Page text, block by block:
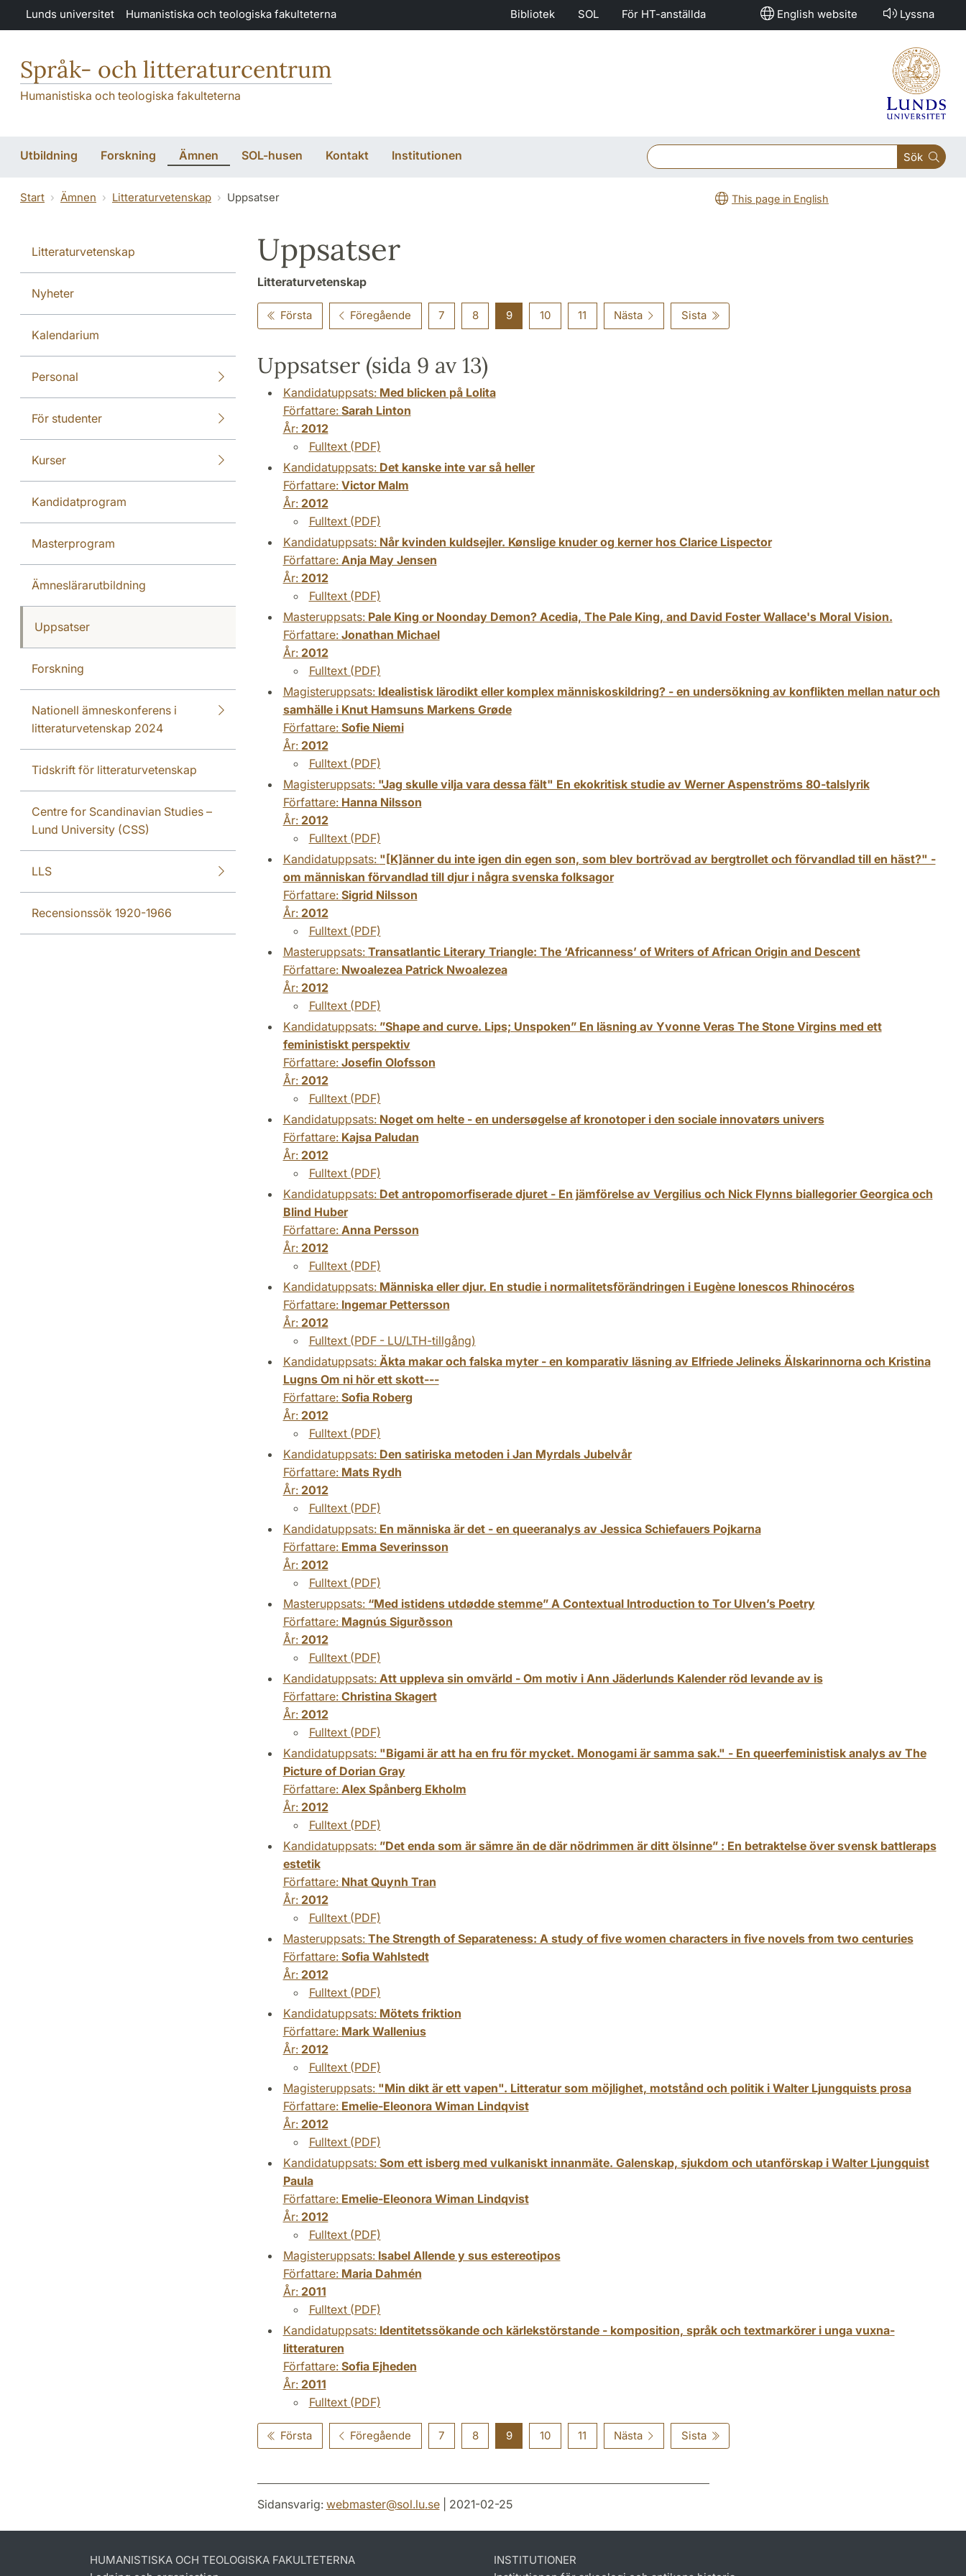
Hoppa till huvudinnehåll
Lunds universitet Humanistiska och teologiska fakulteterna Bibliotek SOL För HT-anställda English website Lyssna
Språk- och litteraturcentrum
Humanistiska och teologiska fakulteterna
Utbildning Forskning Ämnen SOL-husen Kontakt Institutionen Sök
Start Ämnen Litteraturvetenskap Uppsatser This page in English
Litteraturvetenskap
Nyheter
Kalendarium
Personal
För studenter
Kurser
Kandidatprogram
Masterprogram
Ämneslärarutbildning
Uppsatser
Forskning
Nationell ämneskonferens i
litteraturvetenskap 2024
Tidskrift för litteraturvetenskap
Centre for Scandinavian Studies –
Lund University (CSS)
LLS
Recensionssök 1920-1966
Uppsatser
Litteraturvetenskap
Första Föregående 7 8 9 10 11 Nästa Sista
Uppsatser (sida 9 av 13)
Kandidatuppsats: Med blicken på Lolita
Författare: Sarah Linton
År: 2012
Fulltext (PDF)
Kandidatuppsats: Det kanske inte var så heller
Författare: Victor Malm
År: 2012
Fulltext (PDF)
Kandidatuppsats: Når kvinden kuldsejler. Kønslige knuder og kerner hos Clarice Lispector
Författare: Anja May Jensen
År: 2012
Fulltext (PDF)
Masteruppsats: Pale King or Noonday Demon? Acedia, The Pale King, and David Foster Wallace's Moral Vision.
Författare: Jonathan Michael
År: 2012
Fulltext (PDF)
Magisteruppsats: Idealistisk lärodikt eller komplex människoskildring? - en undersökning av konflikten mellan natur och
samhälle i Knut Hamsuns Markens Grøde
Författare: Sofie Niemi
År: 2012
Fulltext (PDF)
Magisteruppsats: "Jag skulle vilja vara dessa fält" En ekokritisk studie av Werner Aspenströms 80-talslyrik
Författare: Hanna Nilsson
År: 2012
Fulltext (PDF)
Kandidatuppsats: "[K]änner du inte igen din egen son, som blev bortrövad av bergtrollet och förvandlad till en häst?" -
om människan förvandlad till djur i några svenska folksagor
Författare: Sigrid Nilsson
År: 2012
Fulltext (PDF)
Masteruppsats: Transatlantic Literary Triangle: The ‘Africanness’ of Writers of African Origin and Descent
Författare: Nwoalezea Patrick Nwoalezea
År: 2012
Fulltext (PDF)
Kandidatuppsats: ”Shape and curve. Lips; Unspoken” En läsning av Yvonne Veras The Stone Virgins med ett
feministiskt perspektiv
Författare: Josefin Olofsson
År: 2012
Fulltext (PDF)
Kandidatuppsats: Noget om helte - en undersøgelse af kronotoper i den sociale innovatørs univers
Författare: Kajsa Paludan
År: 2012
Fulltext (PDF)
Kandidatuppsats: Det antropomorfiserade djuret - En jämförelse av Vergilius och Nick Flynns biallegorier Georgica och
Blind Huber
Författare: Anna Persson
År: 2012
Fulltext (PDF)
Kandidatuppsats: Människa eller djur. En studie i normalitetsförändringen i Eugène Ionescos Rhinocéros
Författare: Ingemar Pettersson
År: 2012
Fulltext (PDF - LU/LTH-tillgång)
Kandidatuppsats: Äkta makar och falska myter - en komparativ läsning av Elfriede Jelineks Älskarinnorna och Kristina
Lugns Om ni hör ett skott---
Författare: Sofia Roberg
År: 2012
Fulltext (PDF)
Kandidatuppsats: Den satiriska metoden i Jan Myrdals Jubelvår
Författare: Mats Rydh
År: 2012
Fulltext (PDF)
Kandidatuppsats: En människa är det - en queeranalys av Jessica Schiefauers Pojkarna
Författare: Emma Severinsson
År: 2012
Fulltext (PDF)
Masteruppsats: “Med istidens utdødde stemme” A Contextual Introduction to Tor Ulven’s Poetry
Författare: Magnús Sigurðsson
År: 2012
Fulltext (PDF)
Kandidatuppsats: Att uppleva sin omvärld - Om motiv i Ann Jäderlunds Kalender röd levande av is
Författare: Christina Skagert
År: 2012
Fulltext (PDF)
Kandidatuppsats: "Bigami är att ha en fru för mycket. Monogami är samma sak." - En queerfeministisk analys av The
Picture of Dorian Gray
Författare: Alex Spånberg Ekholm
År: 2012
Fulltext (PDF)
Kandidatuppsats: ”Det enda som är sämre än de där nödrimmen är ditt ölsinne” : En betraktelse över svensk battleraps
estetik
Författare: Nhat Quynh Tran
År: 2012
Fulltext (PDF)
Masteruppsats: The Strength of Separateness: A study of five women characters in five novels from two centuries
Författare: Sofia Wahlstedt
År: 2012
Fulltext (PDF)
Kandidatuppsats: Mötets friktion
Författare: Mark Wallenius
År: 2012
Fulltext (PDF)
Magisteruppsats: "Min dikt är ett vapen". Litteratur som möjlighet, motstånd och politik i Walter Ljungquists prosa
Författare: Emelie-Eleonora Wiman Lindqvist
År: 2012
Fulltext (PDF)
Kandidatuppsats: Som ett isberg med vulkaniskt innanmäte. Galenskap, sjukdom och utanförskap i Walter Ljungquist
Paula
Författare: Emelie-Eleonora Wiman Lindqvist
År: 2012
Fulltext (PDF)
Magisteruppsats: Isabel Allende y sus estereotipos
Författare: Maria Dahmén
År: 2011
Fulltext (PDF)
Kandidatuppsats: Identitetssökande och kärlekstörstande - komposition, språk och textmarkörer i unga vuxna-
litteraturen
Författare: Sofia Ejheden
År: 2011
Fulltext (PDF)
Första Föregående 7 8 9 10 11 Nästa Sista
Sidansvarig: webmaster@sol.lu.se| 2021-02-25
HUMANISTISKA OCH TEOLOGISKA FAKULTETERNA
INSTITUTIONER